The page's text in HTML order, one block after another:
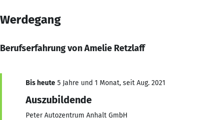
Werdegang
Berufserfahrung von Amelie Retzlaff
Bis heute 5 Jahre und 1 Monat, seit Aug. 2021
Auszubildende
Peter Autozentrum Anhalt GmbH